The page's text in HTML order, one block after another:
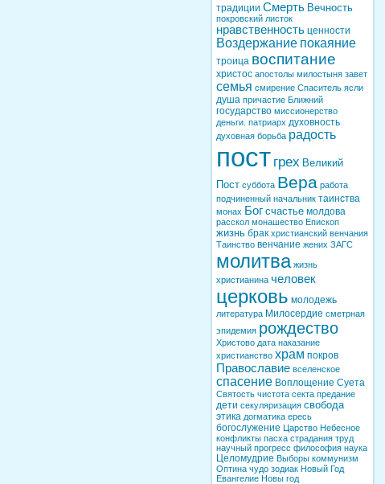
традиции Смерть Вечность
покровский листок
нравственность ценности
Воздержание покаяние
троица воспитание
христос апостолы милостыня завет
семья смирение Спаситель ясли
душа причастие Ближний
государство миссионерство
деньги. патриарх духовность
духовная борьба радость
пост грех Великий
Пост суббота Вера работа
подчиненный начальник таинства
монах Бог счастье молдова
расскол монашество Епископ
жизнь брак христианский венчания
Таинство венчание жених ЗАГС
молитва жизнь
христианина человек
церковь молодежь
литература Милосердие сметрная
эпидемия рождество
Христово дата наказание
христианство храм покров
Православие вселенское
спасение Воплощение Суета
Святость чистота секта предание
дети секуляризация свобода
этика догматика ересь
богослужение Царство Небесное
конфликты пасха страдания труд
научный прогресс философия наука
Целомудрие Выборы коммунизм
Оптина чудо зодиак Новый Год
Евангелие Новы год